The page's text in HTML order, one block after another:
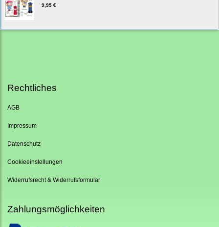
9,95 €
Rechtliches
AGB
Impressum
Datenschutz
Cookieeinstellungen
Widerrufsrecht & Widerrufsformular
Zahlungsmöglichkeiten